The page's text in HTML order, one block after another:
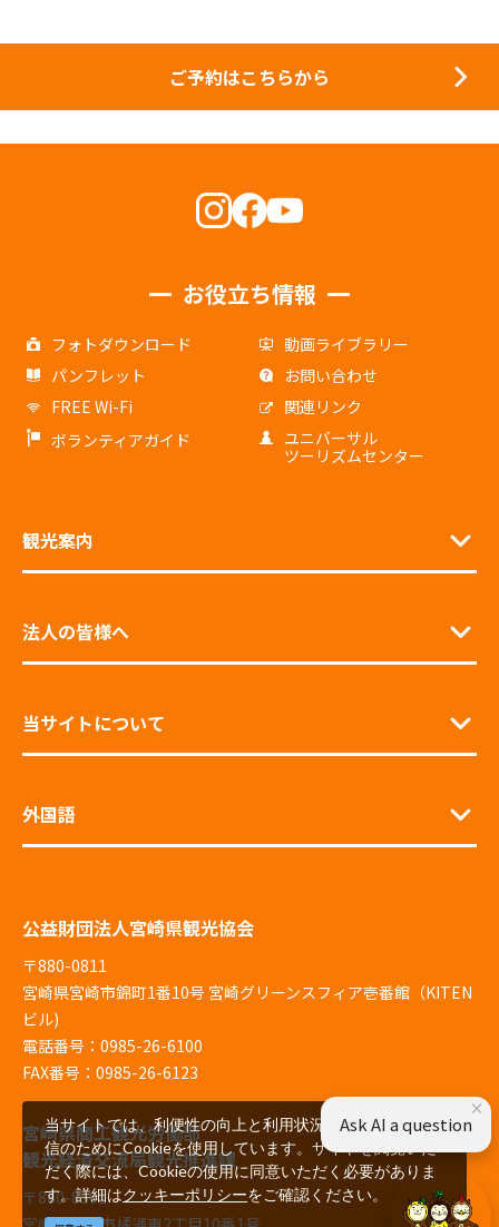
ご予約はこちらから
お役立ち情報
フォトダウンロード
動画ライブラリー
パンフレット
お問い合わせ
FREE Wi-Fi
関連リンク
ボランティアガイド
ユニバーサル
ツーリズムセンター
観光案内
法人の皆様へ
当サイトについて
外国語
公益財団法人宮崎県観光協会
〒880-0811
宮崎県宮崎市錦町1番10号 宮崎グリーンスフィア壱番館（KITEN
ビル)
電話番号：0985-26-6100
FAX番号：0985-26-6123
宮崎県商工観光労働部
観光経済交流局観光推進課
〒880-8501
当サイトでは、利便性の向上と利用状況の解析、広告配
信のためにCookieを使用しています。サイトを閲覧いた
だく際には、Cookieの使用に同意いただく必要がありま
す。詳細はクッキーポリシーをご確認ください。
×
Ask AI a question